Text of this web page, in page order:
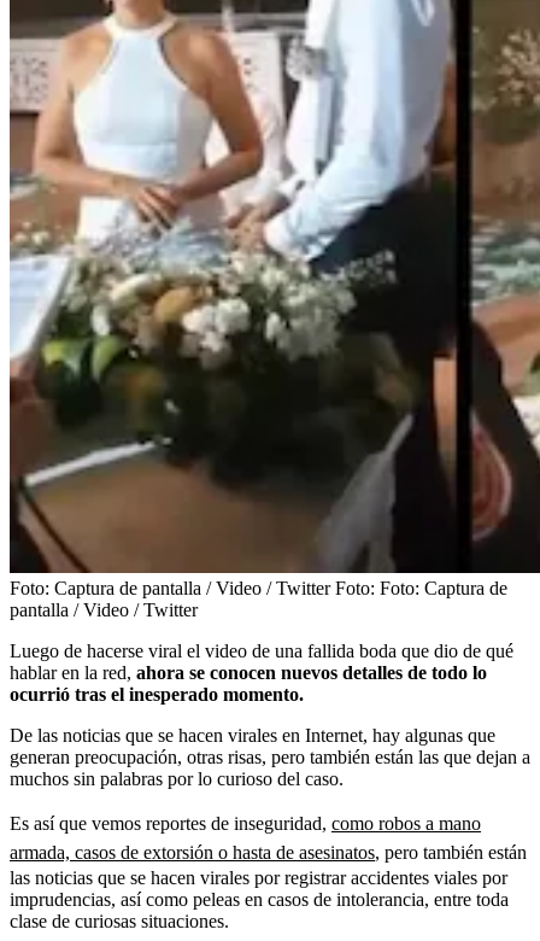
Foto: Captura de pantalla / Video / TwitterFoto: Foto: Captura de
pantalla / Video / Twitter
Luego de hacerse viral el video de una fallida boda que dio de qué
hablar en la red, ahora se conocen nuevos detalles de todo lo
ocurrió tras el inesperado momento.
De las noticias que se hacen virales en Internet, hay algunas que
generan preocupación, otras risas, pero también están las que dejan a
muchos sin palabras por lo curioso del caso.
Es así que vemos reportes de inseguridad, como robos a mano
armada, casos de extorsión o hasta de asesinatos, pero también están
las noticias que se hacen virales por registrar accidentes viales por
imprudencias, así como peleas en casos de intolerancia, entre toda
clase de curiosas situaciones.